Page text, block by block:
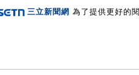
三立新聞網 為了提供更好的